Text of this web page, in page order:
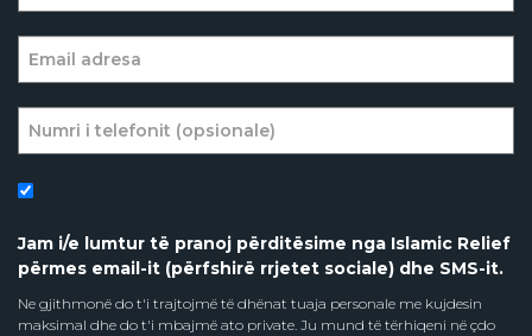
Jam i/e lumtur të pranoj përditësime nga Islamic Relief
përmes email-it (përfshirë rrjetet sociale) dhe SMS-it.
Ne gjithmonë do t'i trajtojmë të dhënat tuaja personale me kujdesin
maksimal dhe do t'i mbajmë ato private. Ju mund të tërhiqeni në çdo